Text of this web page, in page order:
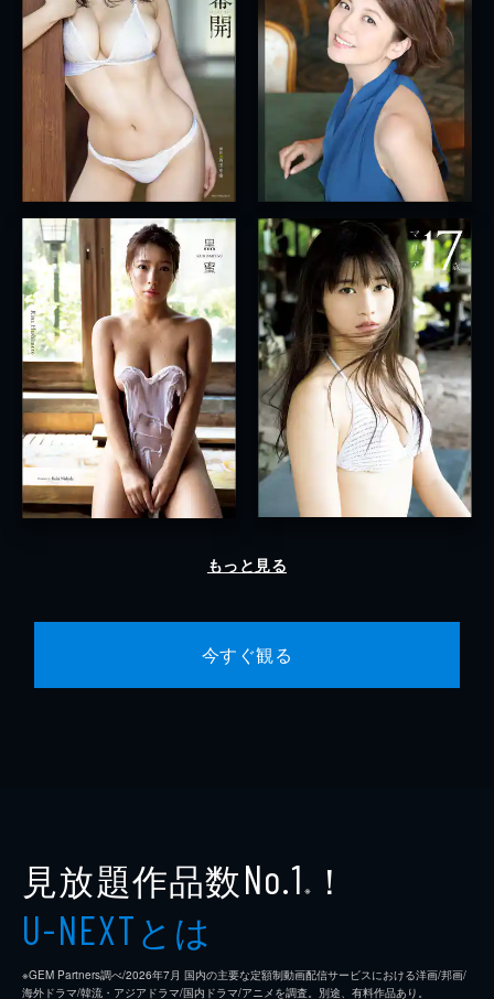
もっと見る
今すぐ観る
見放題作品数No.1 ※ ！
U-NEXTとは
※GEM Partners調べ/2026年7⽉ 国内の主要な定額制動画配信サービスにおける洋画/邦画/
海外ドラマ/韓流・アジアドラマ/国内ドラマ/アニメを調査。別途、有料作品あり。